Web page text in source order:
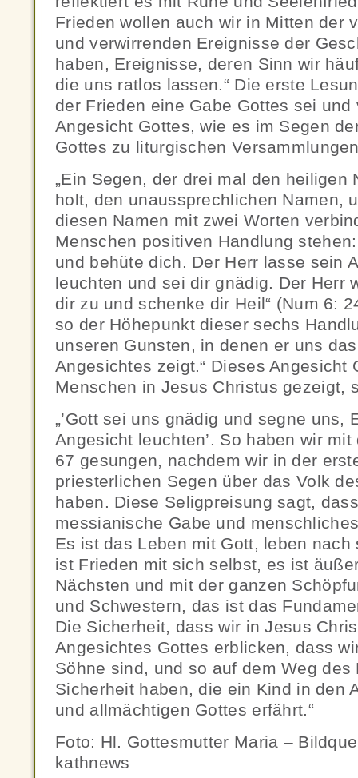
Frieden wollen auch wir in Mitten der
und verwirrenden Ereignisse der
haben, Ereignisse, deren Sinn wir
die uns ratlos lassen.“ Die erste
der Frieden eine Gabe Gottes sei
Angesicht Gottes, wie es im Segen
Gottes zu liturgischen
„Ein Segen, der drei mal den heiligen
holt, den unaussprechlichen Namen,
diesen Namen mit zwei Worten
Menschen positiven Handlung
und behüte dich. Der Herr lasse sein
leuchten und sei dir gnädig. Der Herr
dir zu und schenke dir Heil“ (Num 6:
so der Höhepunkt dieser sechs
unseren Gunsten, in denen er uns
Angesichtes zeigt.“ Dieses Angesicht
Menschen in Jesus Christus gezeigt,
„’Gott sei uns gnädig und segne uns,
Angesicht leuchten’. So haben wir
67 gesungen, nachdem wir in der
priesterlichen Segen über das Volk
haben. Diese Seligpreisung sagt,
messianische Gabe und
Es ist das Leben mit Gott, leben
ist Frieden mit sich selbst, es ist
Nächsten und mit der ganzen
und Schwestern, das ist das
Die Sicherheit, dass wir in Jesus
Angesichtes Gottes erblicken, dass
Söhne sind, und so auf dem Weg des
Sicherheit haben, die ein Kind in den
und allmächtigen Gottes erfährt.“
Foto: Hl. Gottesmutter Maria –
kathnews